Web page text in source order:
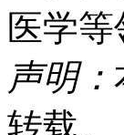
医学
声明：
转载。